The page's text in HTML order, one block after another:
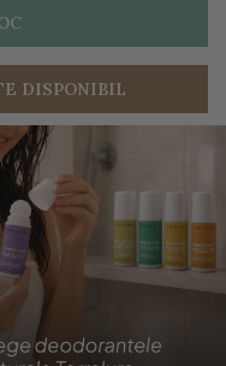
DISPONIBIL